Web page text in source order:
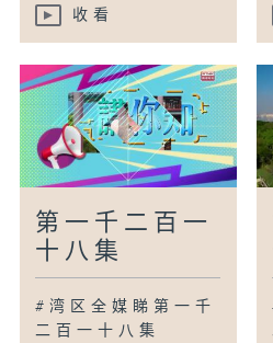
收看
第一千二百一
十八集
#湾区全媒睇第一千
二百一十八集